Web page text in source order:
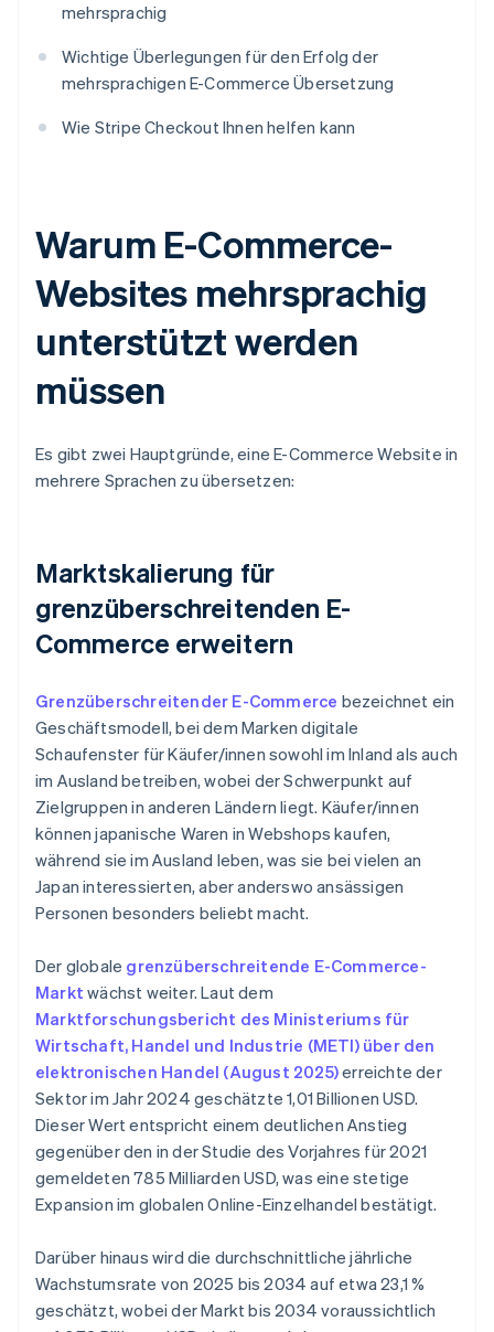
mehrsprachig
Wichtige Überlegungen für den Erfolg der
mehrsprachigen E-Commerce Übersetzung
Wie Stripe Checkout Ihnen helfen kann
Warum E-Commerce-
Websites mehrsprachig
unterstützt werden
müssen
Es gibt zwei Hauptgründe, eine E-Commerce Website in
mehrere Sprachen zu übersetzen:
Marktskalierung für
grenzüberschreitenden E-
Commerce erweitern
Grenzüberschreitender E-Commerce bezeichnet ein
Geschäftsmodell, bei dem Marken digitale
Schaufenster für Käufer/innen sowohl im Inland als auch
im Ausland betreiben, wobei der Schwerpunkt auf
Zielgruppen in anderen Ländern liegt. Käufer/innen
können japanische Waren in Webshops kaufen,
während sie im Ausland leben, was sie bei vielen an
Japan interessierten, aber anderswo ansässigen
Personen besonders beliebt macht.
Der globale grenzüberschreitende E-Commerce-
Markt wächst weiter. Laut dem
Marktforschungsbericht des Ministeriums für
Wirtschaft, Handel und Industrie (METI) über den
elektronischen Handel (August 2025)erreichte der
Sektor im Jahr 2024 geschätzte 1,01 Billionen USD.
Dieser Wert entspricht einem deutlichen Anstieg
gegenüber den in der Studie des Vorjahres für 2021
gemeldeten 785 Milliarden USD, was eine stetige
Expansion im globalen Online-Einzelhandel bestätigt.
Darüber hinaus wird die durchschnittliche jährliche
Wachstumsrate von 2025 bis 2034 auf etwa 23,1 %
geschätzt, wobei der Markt bis 2034 voraussichtlich